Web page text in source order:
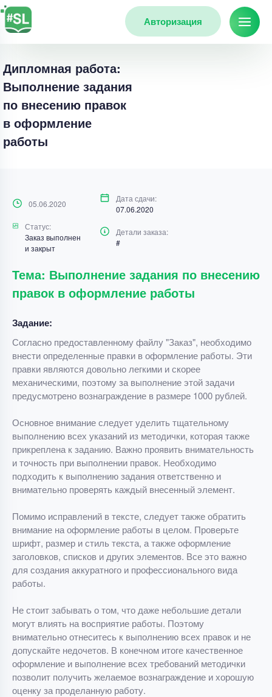
Авторизация
Дипломная работа:
Выполнение задания
по внесению правок
в оформление
работы
05.06.2020
Дата сдачи:
07.06.2020
Статус:
Заказ выполнен
и закрыт
Детали заказа:
#
Тема: Выполнение задания по внесению
правок в оформление работы
Задание:
Согласно предоставленному файлу "Заказ", необходимо
внести определенные правки в оформление работы. Эти
правки являются довольно легкими и скорее
механическими, поэтому за выполнение этой задачи
предусмотрено вознаграждение в размере 1000 рублей.
Основное внимание следует уделить тщательному
выполнению всех указаний из методички, которая также
прикреплена к заданию. Важно проявить внимательность
и точность при выполнении правок. Необходимо
подходить к выполнению задания ответственно и
внимательно проверять каждый внесенный элемент.
Помимо исправлений в тексте, следует также обратить
внимание на оформление работы в целом. Проверьте
шрифт, размер и стиль текста, а также оформление
заголовков, списков и других элементов. Все это важно
для создания аккуратного и профессионального вида
работы.
Не стоит забывать о том, что даже небольшие детали
могут влиять на восприятие работы. Поэтому
внимательно отнеситесь к выполнению всех правок и не
допускайте недочетов. В конечном итоге качественное
оформление и выполнение всех требований методички
позволит получить желаемое вознаграждение и хорошую
оценку за проделанную работу.